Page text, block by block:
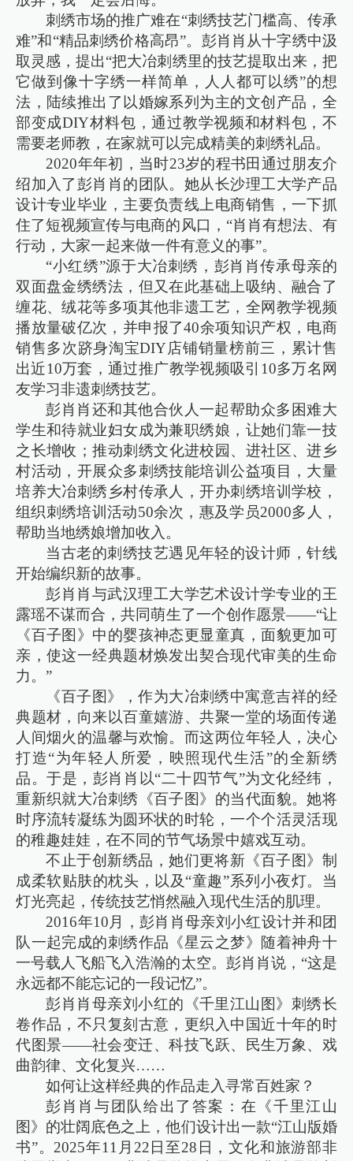
刺绣市场的推广难在“刺绣技艺门槛高、传承
难”和“精品刺绣价格高昂”。彭肖肖从十字绣中汲
取灵感，提出“把大冶刺绣里的技艺提取出来，把
它做到像十字绣一样简单，人人都可以绣”的想
法，陆续推出了以婚嫁系列为主的文创产品，全
部变成DIY材料包，通过教学视频和材料包，不
需要老师教，在家就可以完成精美的刺绣礼品。
2020年年初，当时23岁的程书田通过朋友介
绍加入了彭肖肖的团队。她从长沙理工大学产品
设计专业毕业，主要负责线上电商销售，一下抓
住了短视频宣传与电商的风口，“肖肖有想法、有
行动，大家一起来做一件有意义的事”。
“小红绣”源于大冶刺绣，彭肖肖传承母亲的
双面盘金绣绣法，但又在此基础上吸纳、融合了
缠花、绒花等多项其他非遗工艺，全网教学视频
播放量破亿次，并申报了40余项知识产权，电商
销售多次跻身淘宝DIY店铺销量榜前三，累计售
出近10万套，通过推广教学视频吸引10多万名网
友学习非遗刺绣技艺。
彭肖肖还和其他合伙人一起帮助众多困难大
学生和待就业妇女成为兼职绣娘，让她们靠一技
之长增收；推动刺绣文化进校园、进社区、进乡
村活动，开展众多刺绣技能培训公益项目，大量
培养大冶刺绣乡村传承人，开办刺绣培训学校，
组织刺绣培训活动50余次，惠及学员2000多人，
帮助当地绣娘增加收入。
当古老的刺绣技艺遇见年轻的设计师，针线
开始编织新的故事。
彭肖肖与武汉理工大学艺术设计学专业的王
露瑶不谋而合，共同萌生了一个创作愿景——“让
《百子图》中的婴孩神态更显童真，面貌更加可
亲，使这一经典题材焕发出契合现代审美的生命
力。”
《百子图》，作为大冶刺绣中寓意吉祥的经
典题材，向来以百童嬉游、共聚一堂的场面传递
人间烟火的温馨与欢愉。而这两位年轻人，决心
打造“为年轻人所爱，映照现代生活”的全新绣
品。于是，彭肖肖以“二十四节气”为文化经纬，
重新织就大冶刺绣《百子图》的当代面貌。她将
时序流转凝练为圆环状的时轮，一个个活灵活现
的稚趣娃娃，在不同的节气场景中嬉戏互动。
不止于创新绣品，她们更将新《百子图》制
成柔软贴肤的枕头，以及“童趣”系列小夜灯。当
灯光亮起，传统技艺悄然融入现代生活的肌理。
2016年10月，彭肖肖母亲刘小红设计并和团
队一起完成的刺绣作品《星云之梦》随着神舟十
一号载人飞船飞入浩瀚的太空。彭肖肖说，“这是
永远都不能忘记的一段记忆”。
彭肖肖母亲刘小红的《千里江山图》刺绣长
卷作品，不只复刻古意，更织入中国近十年的时
代图景——社会变迁、科技飞跃、民生万象、戏
曲韵律、文化复兴……
如何让这样经典的作品走入寻常百姓家？
彭肖肖与团队给出了答案：在《千里江山
图》的壮阔底色之上，他们设计出一款“江山版婚
书”。2025年11月22日至28日，文化和旅游部非